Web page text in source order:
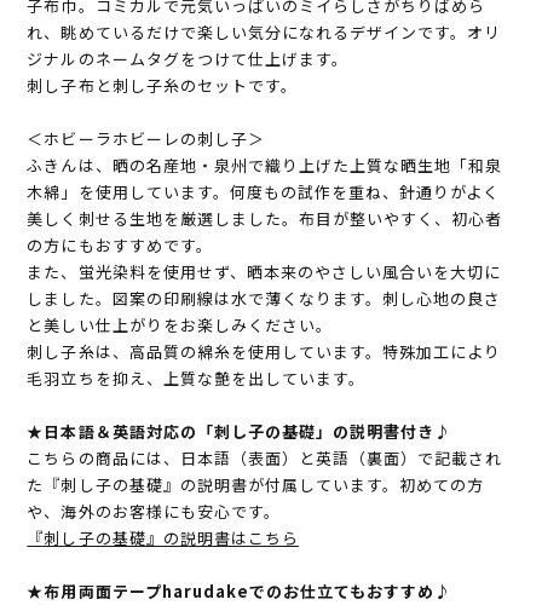
子布巾。コミカルで元気いっぱいのミイらしさがちりばめら
れ、眺めているだけで楽しい気分になれるデザインです。オリ
ジナルのネームタグをつけて仕上げます。
刺し子布と刺し子糸のセットです。
＜ホビーラホビーレの刺し子＞
ふきんは、晒の名産地・泉州で織り上げた上質な晒生地「和泉
木綿」を使用しています。何度もの試作を重ね、針通りがよく
美しく刺せる生地を厳選しました。布目が整いやすく、初心者
の方にもおすすめです。
また、蛍光染料を使用せず、晒本来のやさしい風合いを大切に
しました。図案の印刷線は水で薄くなります。刺し心地の良さ
と美しい仕上がりをお楽しみください。
刺し子糸は、高品質の綿糸を使用しています。特殊加工により
毛羽立ちを抑え、上質な艶を出しています。
★日本語＆英語対応の「刺し子の基礎」の説明書付き♪
こちらの商品には、日本語（表面）と英語（裏面）で記載され
た『刺し子の基礎』の説明書が付属しています。初めての方
や、海外のお客様にも安心です。
『刺し子の基礎』の説明書はこちら
★布用両面テープharudakeでのお仕立てもおすすめ♪